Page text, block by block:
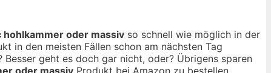
hohlkammer oder massiv so schnell wie möglich in der
in den meisten Fällen schon am nächsten Tag
geht es doch gar nicht, oder? Übrigens sparen
oder massiv Produkt bei Amazon zu bestellen.